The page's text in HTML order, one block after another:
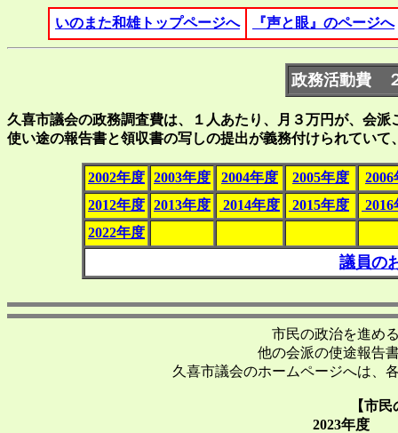
いのまた和雄トップページへ 『声と眼』のページへ
政務活動費
久喜市議会の政務調査費は、１人あたり、月３万円が、会派
使い途の報告書と領収書の写しの提出が義務付けられてい
2002年度 2003年度 2004年度 2005年度
2006
2012年度 2013年度 2014年度 2015年度
2016
2022年度
議員の
市民の政治を進め
他の会派の使途報告
久喜市議会のホームページへは、
【市
2023年度